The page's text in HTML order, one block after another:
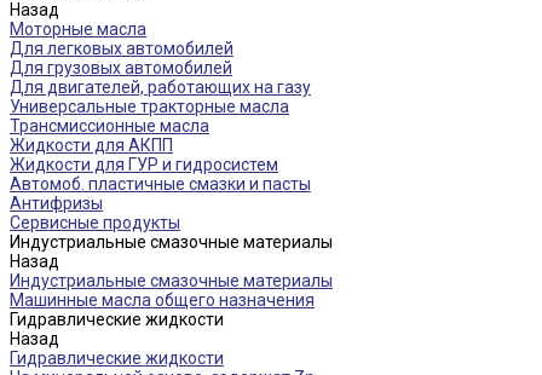
Назад
Моторные масла
Для легковых автомобилей
Для грузовых автомобилей
Для двигателей, работающих на газу
Универсальные тракторные масла
Трансмиссионные масла
Жидкости для АКПП
Жидкости для ГУР и гидросистем
Автомоб. пластичные смазки и пасты
Антифризы
Сервисные продукты
Индустриальные смазочные материалы
Назад
Индустриальные смазочные материалы
Машинные масла общего назначения
Гидравлические жидкости
Назад
Гидравлические жидкости